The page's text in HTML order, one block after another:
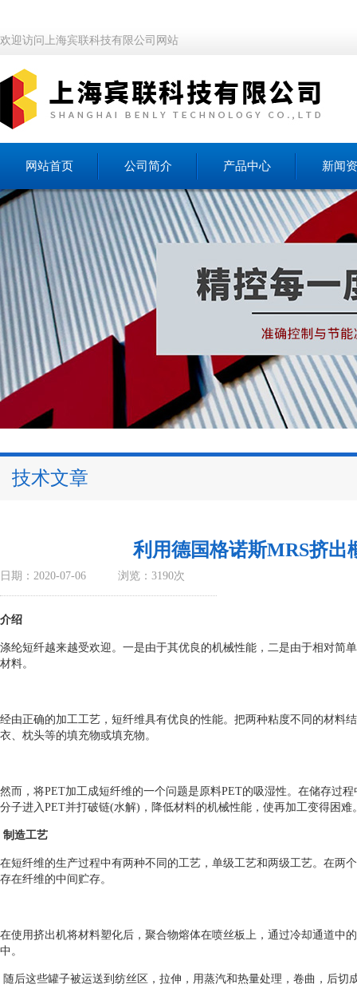
欢迎访问上海宾联科技有限公司网站
网站首页 公司简介 产品中心 新闻
技术文章
利用德国格诺斯MRS挤出
日期：2020-07-06 浏览：3190次
介绍
涤纶短纤越来越受欢迎。一是由于其优良的机械性能，二是由于相对简
材料。
经由正确的加工工艺，短纤维具有优良的性能。把两种粘度不同的材料
衣、枕头等的填充物或填充物。
然而，将PET加工成短纤维的一个问题是原料PET的吸湿性。在储存过
分子进入PET并打破链(水解)，降低材料的机械性能，使再加工变得困难
制造工艺
在短纤维的生产过程中有两种不同的工艺，单级工艺和两级工艺。在两
存在纤维的中间贮存。
在使用挤出机将材料塑化后，聚合物熔体在喷丝板上，通过冷却通道中
中。
随后这些罐子被运送到纺丝区，拉伸，用蒸汽和热量处理，卷曲，后切